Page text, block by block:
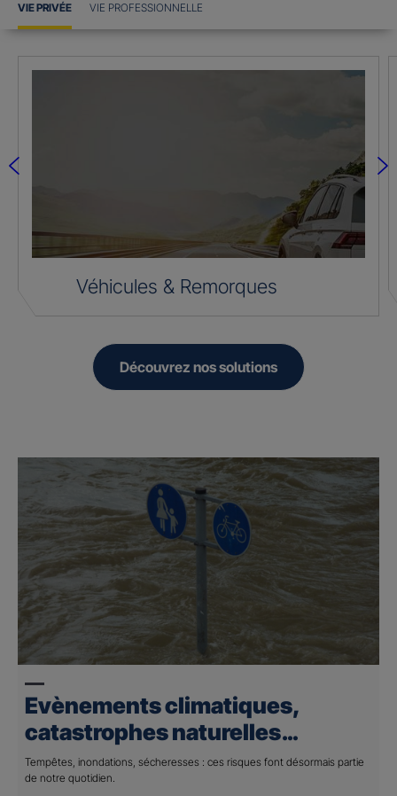
VIE PRIVÉE VIE PROFESSIONNELLE
Véhicules & Remorques
Découvrez nos solutions
Assurances Activités
Découvrez nos solutions
Evènements climatiques,
catastrophes naturelles…
Tempêtes, inondations, sécheresses : ces risques font désormais partie
de notre quotidien.